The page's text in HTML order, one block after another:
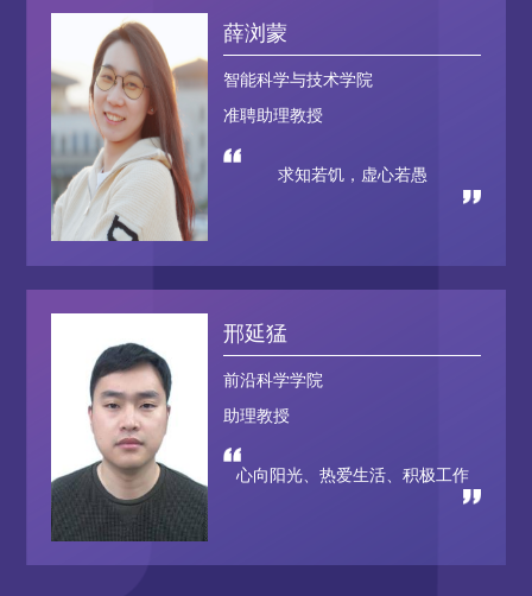
薛浏蒙
智能科学与技术学院
准聘助理教授
求知若饥，虚心若愚
邢延猛
前沿科学学院
助理教授
心向阳光、热爱生活、积极工作